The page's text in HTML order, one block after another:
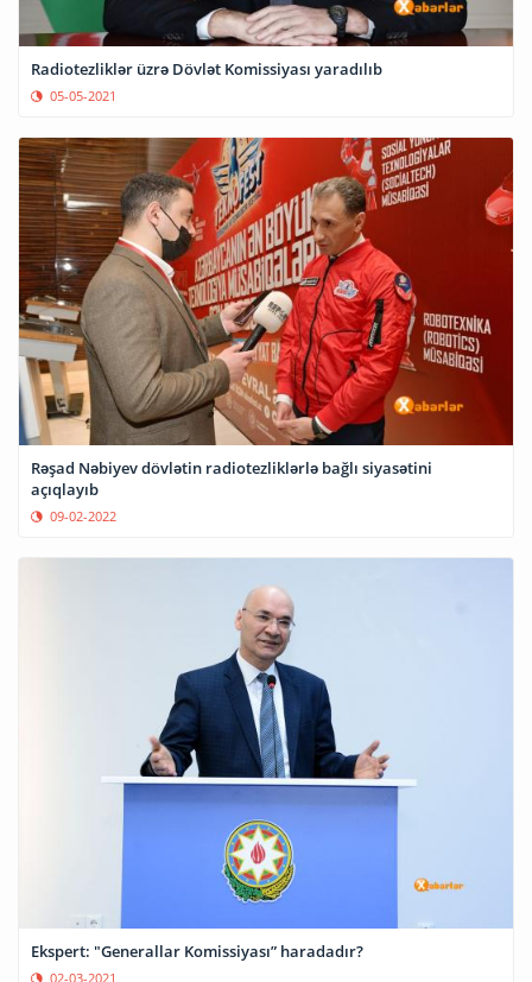
Radiotezliklər üzrə Dövlət Komissiyası yaradılıb
05-05-2021
Rəşad Nəbiyev dövlətin radiotezliklərlə bağlı siyasətini
açıqlayıb
09-02-2022
Ekspert: "Generallar Komissiyası” haradadır?
02-03-2021